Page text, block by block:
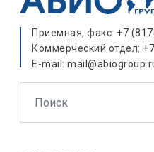
Приемная, факс: +7
Коммерческий отдел:
E-mail: